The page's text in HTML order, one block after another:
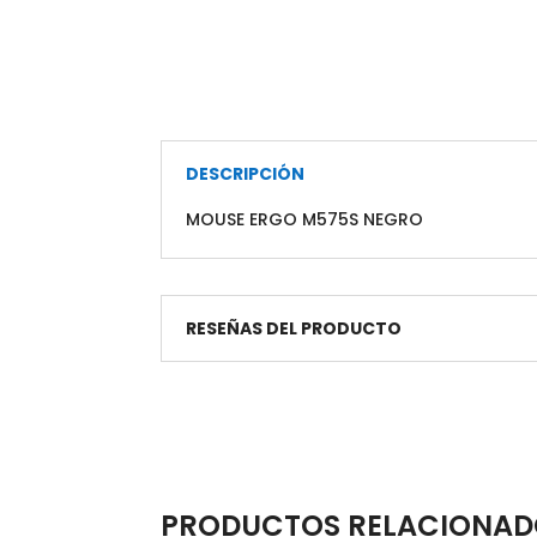
DESCRIPCIÓN
MOUSE ERGO M575S NEGRO
RESEÑAS DEL PRODUCTO
PRODUCTOS